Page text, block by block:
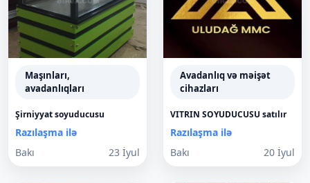
Maşınları,
avadanlıqları
Şirniyyat soyuducusu
Razılaşma ilə
Bakı
23 İyul
Avadanlıq və məişət
cihazları
VITRIN SOYUDUCUSU satılır
Razılaşma ilə
Bakı
20 İyul